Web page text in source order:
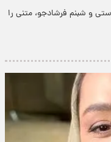
و شبنم فرشادجو، متنی را